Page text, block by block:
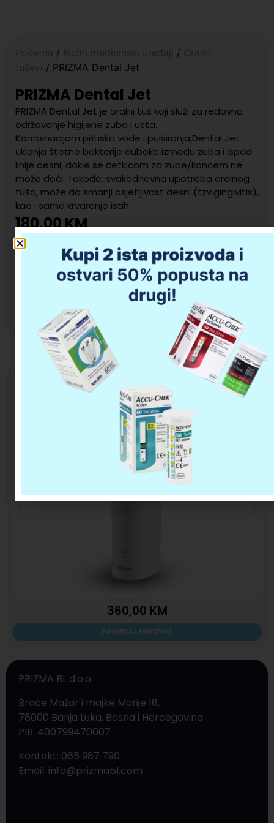
/ /
/ PRIZMA Dental Jet
PRIZMA Dental Jet
PRIZMA Dental Jet je oralni tuš koji služi za redovno
održavanje higijene zuba i usta.
Kombinacijom pritiska vode i pulsiranja,Dental Jet
uklanja štetne bakterije duboko između zuba i ispod
linije desni, dokle se četkicom za zube/koncem ne
može doći. Takođe, svakodnevna upotreba oralnog
tuša, može da smanji osjetljivost desni (tzv.gingivitis),
kao i samo krvarenje istih.
180,00KM
Dodaj u korpu
Da li imate pitanja u vezi kupovine?
OMRON U100 – ultrazvučni inhalator
360,00 KM
POGLEDAJ PROIZVOD
PRIZMA BL d.o.o.
Braće Mažar i majke Marije 18,
78000 Banja Luka, Bosna i Hercegovina
PIB: 400799470007
Kontakt: 065 987 790
Email: info@prizmabl.com